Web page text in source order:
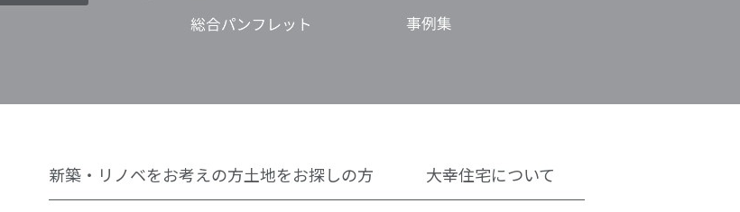
新築・リノベをお考えの方土地をお探しの方 大幸住宅について